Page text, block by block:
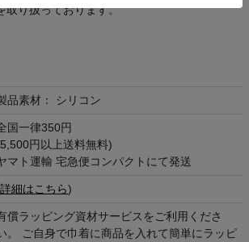
取り扱っております。
品素材： シリコン
国一律350円
円以上送料無料)
マト運輸 宅急便コンパクトにて発送
詳細はこちら)
償ラッピング資材サービスをご利用くださ
。 ご自身で巾着に商品を入れて簡単にラッピ